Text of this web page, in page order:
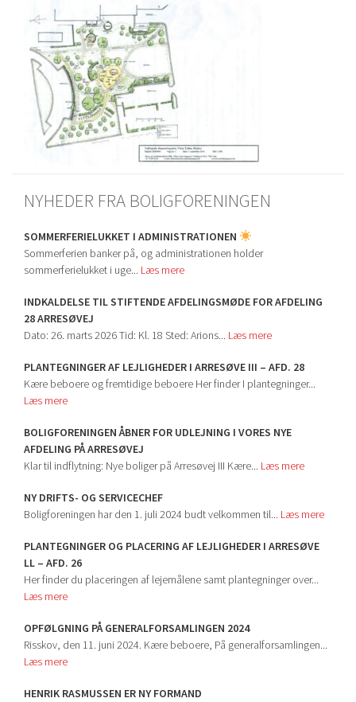
NYHEDER FRA BOLIGFORENINGEN
SOMMERFERIELUKKET I ADMINISTRATIONEN
Sommerferien banker på, og administrationen holder
sommerferielukket i uge... Læs mere
INDKALDELSE TIL STIFTENDE AFDELINGSMØDE FOR AFDELING
28 ARRESØVEJ
Dato: 26. marts 2026 Tid: Kl. 18 Sted: Arions... Læs mere
PLANTEGNINGER AF LEJLIGHEDER I ARRESØVE III – AFD. 28
Kære beboere og fremtidige beboere Her finder I plantegninger...
Læs mere
BOLIGFORENINGEN ÅBNER FOR UDLEJNING I VORES NYE
AFDELING PÅ ARRESØVEJ
Klar til indflytning: Nye boliger på Arresøvej III Kære... Læs mere
NY DRIFTS- OG SERVICECHEF
Boligforeningen har den 1. juli 2024 budt velkommen til... Læs mere
PLANTEGNINGER OG PLACERING AF LEJLIGHEDER I ARRESØVE
LL – AFD. 26
Her finder du placeringen af lejemålene samt plantegninger over...
Læs mere
OPFØLGNING PÅ GENERALFORSAMLINGEN 2024
Risskov, den 11. juni 2024. Kære beboere, På generalforsamlingen...
Læs mere
HENRIK RASMUSSEN ER NY FORMAND